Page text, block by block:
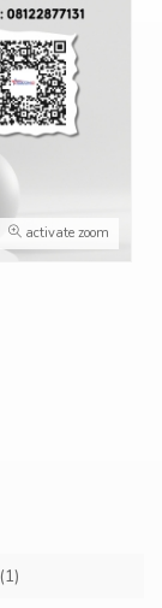
activate zoom
(1)